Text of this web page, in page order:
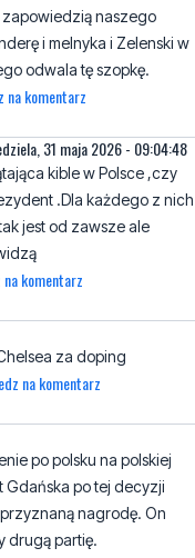
naszego
i melnyka i Zelenski w
odwala tę szopkę.
na komentarz
31 maja 2026 - 09:04:48
kible w Polsce ,czy
.Dla każdego z nich
jest od zawsze ale
komentarz
za doping
na komentarz
po polsku na polskiej
Gdańska po tej decyzji
nagrodę. On
drugą partię.